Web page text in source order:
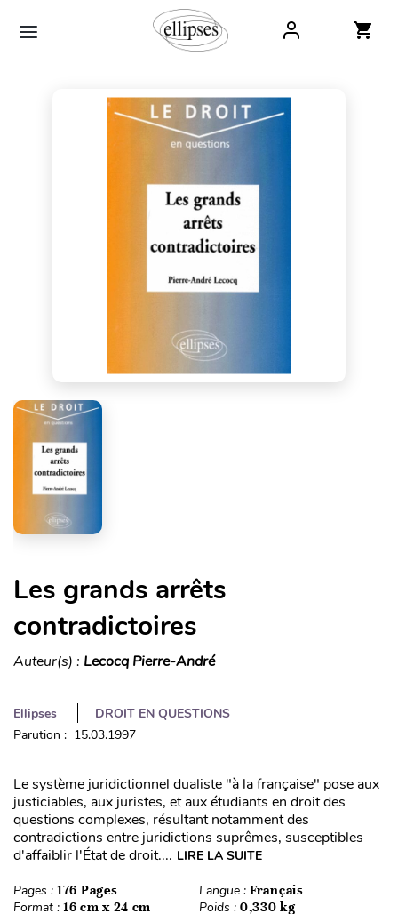
Les grands arrêts
contradictoires
Auteur(s) : Lecocq Pierre-André
Ellipses
DROIT EN QUESTIONS
Parution : 15.03.1997
Le système juridictionnel dualiste "à la française" pose aux
justiciables, aux juristes, et aux étudiants en droit des
questions complexes, résultant notamment des
contradictions entre juridictions suprêmes, susceptibles
d'affaiblir l'État de droit.... LIRE LA SUITE
Pages : 176 Pages Langue : Français
Format : 16 cm x 24 cm Poids : 0,330 kg